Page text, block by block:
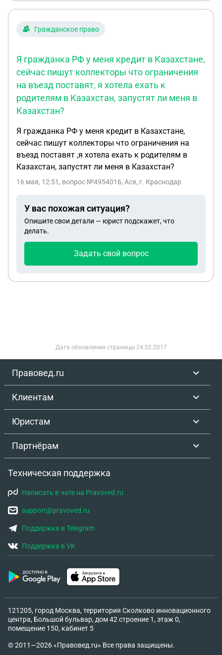
Гражданское право
Я гражданка РФ у меня кредит в Казахстане,
сейчас пишут коллекторы что ограничения
на въезд поставят, я хотела ехать к
родителям в Казахстан, запустят ли меня в
Казахстан?
Я гражданка РФ у меня кредит в Казахстане,
сейчас пишут коллекторы что ограничения на
въезд поставят ,я хотела ехать к родителям в
Казахстан, запустят ли меня в Казахстан?
16 мая, 12:51 , вопрос №4954016, Ася, г. Краснодар
У вас похожая ситуация?
Опишите свои детали — юрист подскажет, что
делать.
Задать свой вопрос
Дата обновления страницы 24.02.2017
Правовед.ru
Клиентам
Юристам
Партнёрам
Техническая поддержка
Написать в чате на Pravoved.ru
support@pravoved.ru
Поддержка в Telegram
Поддержка в VK
121205, город Москва, территория Сколково инновационного
центра, Большой бульвар, дом 42 строение 1, этаж 0,
помещение 150, кабинет 5
© 2011—2026 «Правовед.ru» Все права защищены.